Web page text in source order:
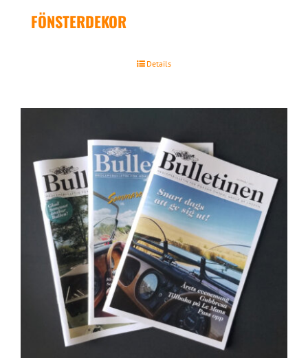
FÖNSTERDEKOR
Details